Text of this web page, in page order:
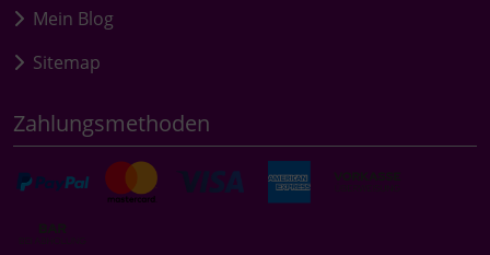
Mein Blog
Sitemap
Zahlungsmethoden